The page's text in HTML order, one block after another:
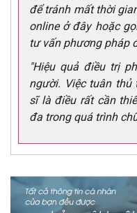
để tránh mất thời
online ở đây hoặc
tư vấn phương pháp
"Hiệu quả điều trị
người. Việc tuân thủ
sĩ là điều rất cần
đa trong quá trình